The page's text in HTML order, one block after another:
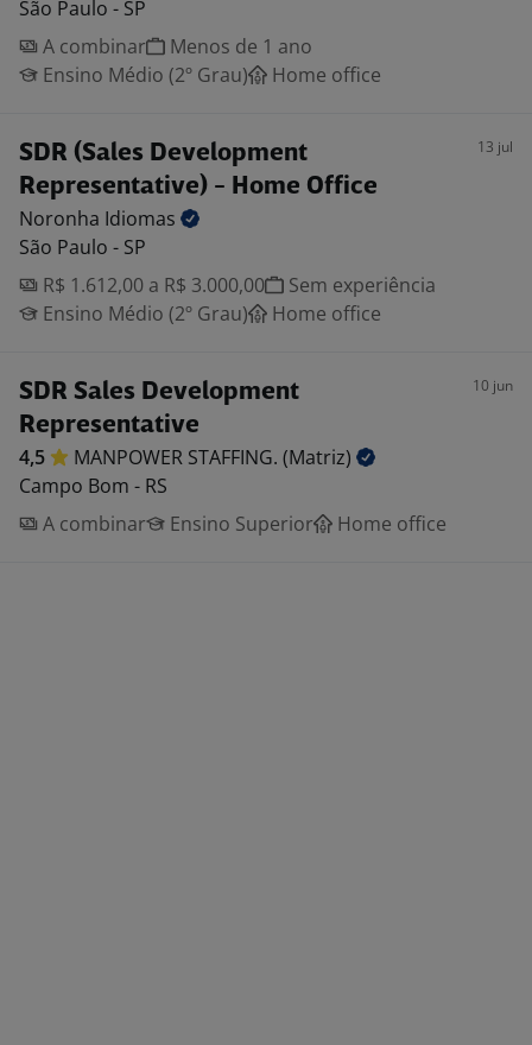
São Paulo - SP
A combinar
Menos de 1 ano
Ensino Médio (2º Grau)
Home office
SDR (Sales Development
Representative) - Home Office
13 jul
Noronha Idiomas
São Paulo - SP
R$ 1.612,00 a R$ 3.000,00
Sem experiência
Ensino Médio (2º Grau)
Home office
SDR Sales Development
Representative
10 jun
4,5 MANPOWER STAFFING. (Matriz)
Campo Bom - RS
A combinar
Ensino Superior Home office